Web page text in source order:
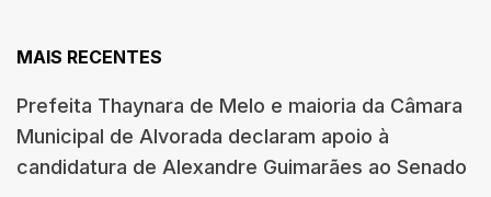
MAIS RECENTES
Prefeita Thaynara de Melo e maioria da Câmara
Municipal de Alvorada declaram apoio à
candidatura de Alexandre Guimarães ao Senado